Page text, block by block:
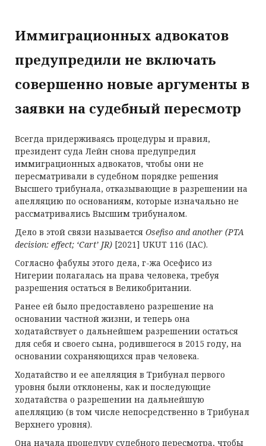
Иммиграционных адвокатов
предупредили не включать
совершенно новые аргументы в
заявки на судебный пересмотр
Всегда придерживаясь процедуры и правил,
президент суда Лейн снова предупредил
иммиграционных адвокатов, чтобы они не
пересматривали в судебном порядке решения
Высшего трибунала, отказывающие в разрешении на
апелляцию по основаниям, которые изначально не
рассматривались Высшим трибуналом.
Дело в этой связи называется Osefiso and another (PTA
decision: effect; ‘Cart’ JR) [2021] UKUT 116 (IAC).
Согласно фабулы этого дела, г-жа Осефисо из
Нигерии полагалась на права человека, требуя
разрешения остаться в Великобритании.
Ранее ей было предоставлено разрешение на
основании частной жизни, и теперь она
ходатайствует о дальнейшем разрешении остаться
для себя и своего сына, родившегося в 2015 году, на
основании сохраняющихся прав человека.
Ходатайство и ее апелляция в Трибунал первого
уровня были отклонены, как и последующие
ходатайства о разрешении на дальнейшую
апелляцию (в том числе непосредственно в Трибунал
Верхнего уровня).
Она начала процедуру судебного пересмотра, чтобы